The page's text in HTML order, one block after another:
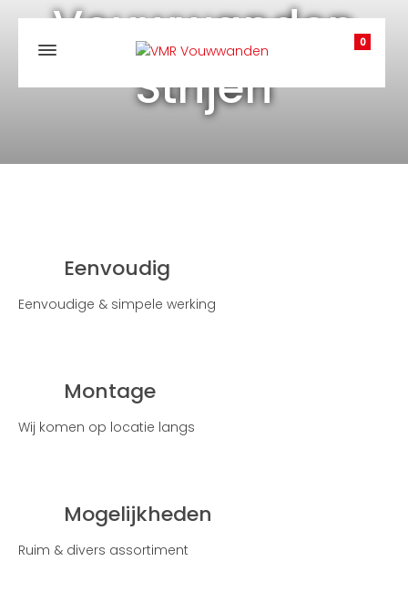
0
Vouwwanden
Strijen
Eenvoudig
Eenvoudige & simpele werking
Montage
Wij komen op locatie langs
Mogelijkheden
Ruim & divers assortiment